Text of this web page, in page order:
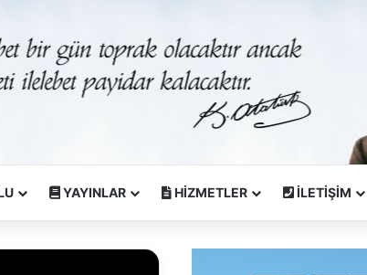
YAYINLAR HİZMETLER İLETİŞİM